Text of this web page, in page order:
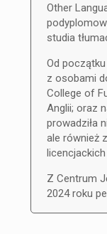
Other
studia
Od
z osobami
College of
Anglii; oraz
prowadziła
ale również
Z Centrum
2024 roku